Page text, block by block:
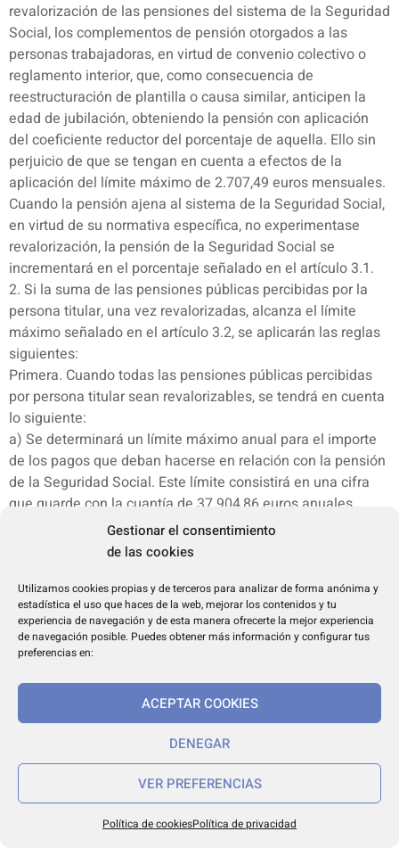
Gestionar el consentimiento
de las cookies
Utilizamos cookies propias y de terceros para analizar de forma anónima y
estadística el uso que haces de la web, mejorar los contenidos y tu
experiencia de navegación y de esta manera ofrecerte la mejor experiencia
de navegación posible. Puedes obtener más información y configurar tus
preferencias en:
ACEPTAR COOKIES
DENEGAR
VER PREFERENCIAS
Política de cookiesPolítica de privacidad
revalorización de las pensiones del sistema de la Seguridad
Social, los complementos de pensión otorgados a las
personas trabajadoras, en virtud de convenio colectivo o
reglamento interior, que, como consecuencia de
reestructuración de plantilla o causa similar, anticipen la
edad de jubilación, obteniendo la pensión con aplicación
del coeficiente reductor del porcentaje de aquella. Ello sin
perjuicio de que se tengan en cuenta a efectos de la
aplicación del límite máximo de 2.707,49 euros mensuales.
Cuando la pensión ajena al sistema de la Seguridad Social,
en virtud de su normativa específica, no experimentase
revalorización, la pensión de la Seguridad Social se
incrementará en el porcentaje señalado en el artículo 3.1.
2. Si la suma de las pensiones públicas percibidas por la
persona titular, una vez revalorizadas, alcanza el límite
máximo señalado en el artículo 3.2, se aplicarán las reglas
siguientes:
Primera. Cuando todas las pensiones públicas percibidas
por persona titular sean revalorizables, se tendrá en cuenta
lo siguiente:
a) Se determinará un límite máximo anual para el importe
de los pagos que deban hacerse en relación con la pensión
de la Seguridad Social. Este límite consistirá en una cifra
que guarde con la cuantía de 37.904,86 euros anuales
íntegros la misma proporción que la pensión de la
Seguridad Social guarda en relación con el conjunto de
misma persona titular.
Dicho límite «L» se obtendrá mediante la aplicación de la
siguiente fórmula:
diciembre de 2020 de la pensión a cargo de la Seguridad
Social, y «T» el resultado de añadir a la cifra anterior el valor
concurrentes de la misma persona titular.
b) Obtenido dicho límite, la Seguridad Social solo abonará
en concepto de revalorización de la pensión a su cargo las
cantidades debidas en cuanto no excedan de aquel. En otro